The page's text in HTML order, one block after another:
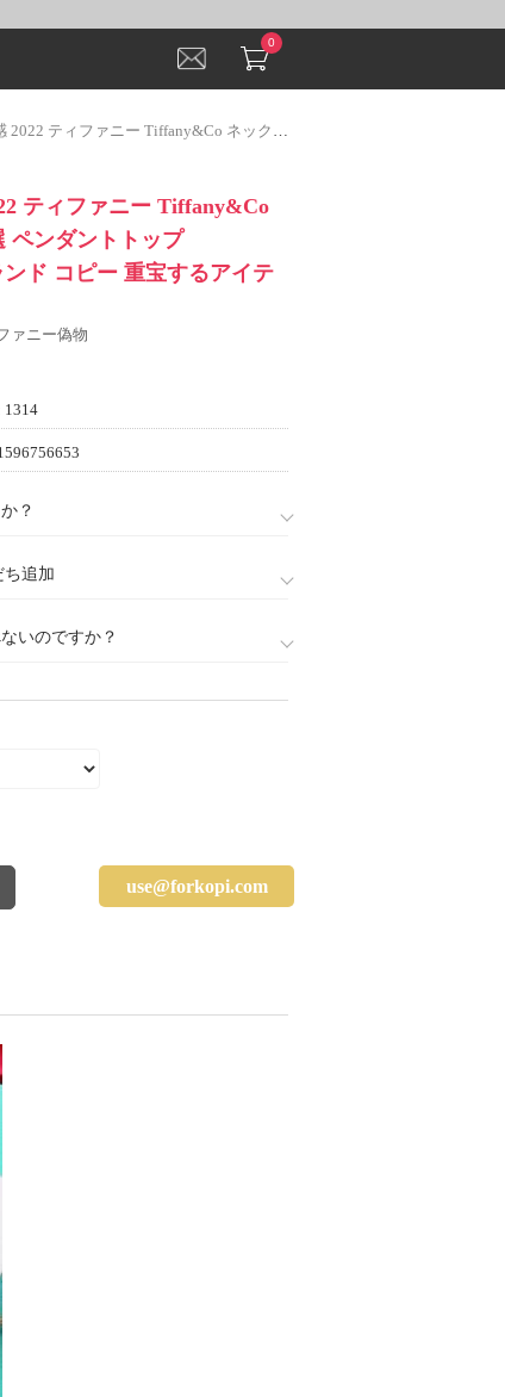
0
ネックレス 3色可選 ペンダントトップ TIFFANY&COブランド コピー 重宝するアイテム
ティファニー Tiffany&Co
ペンダントトップ
ド コピー 重宝するアイテ
ァニー偽物
1314
？
追加
いのですか？
use@forkopi.com